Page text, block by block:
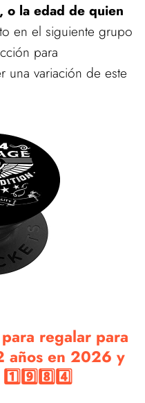
o la edad de quien
en el siguiente grupo
para
una variación de este
regalar para
años en 2026 y